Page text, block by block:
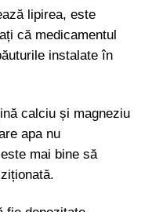
lipirea, este
că medicamentul
instalate în
calciu și magneziu
apa nu
mai bine să